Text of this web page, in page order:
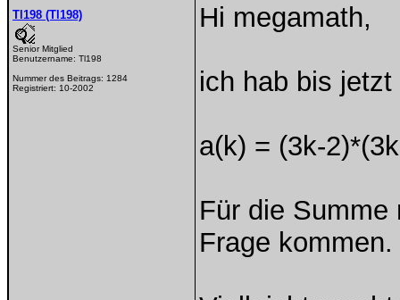
Tl198 (Tl198)
Senior Mitglied
Benutzername: Tl198
Nummer des Beitrags: 1284
Registriert: 10-2002
Hi megamath,
ich hab bis
a(k) = (3k-
Für die
Frage kommen.